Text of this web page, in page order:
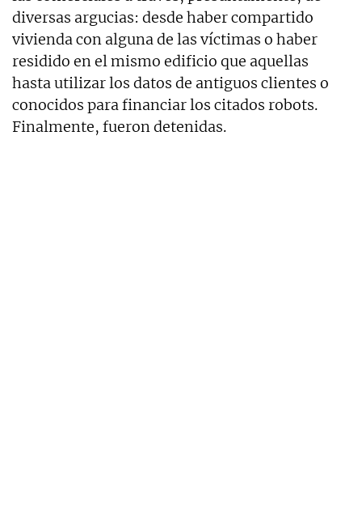
diversas argucias: desde haber compartido
vivienda con alguna de las víctimas o haber
residido en el mismo edificio que aquellas
hasta utilizar los datos de antiguos clientes o
conocidos para financiar los citados robots.
Finalmente, fueron detenidas.